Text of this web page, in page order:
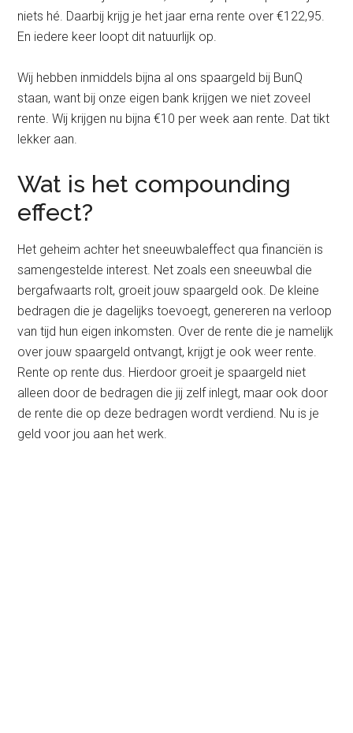
niets hé. Daarbij krijg je het jaar erna rente over €122,95.
En iedere keer loopt dit natuurlijk op.
Wij hebben inmiddels bijna al ons spaargeld bij BunQ
staan, want bij onze eigen bank krijgen we niet zoveel
rente. Wij krijgen nu bijna €10 per week aan rente. Dat tikt
lekker aan.
Wat is het compounding
effect?
Het geheim achter het sneeuwbaleffect qua financiën is
samengestelde interest. Net zoals een sneeuwbal die
bergafwaarts rolt, groeit jouw spaargeld ook. De kleine
bedragen die je dagelijks toevoegt, genereren na verloop
van tijd hun eigen inkomsten. Over de rente die je namelijk
over jouw spaargeld ontvangt, krijgt je ook weer rente.
Rente op rente dus. Hierdoor groeit je spaargeld niet
alleen door de bedragen die jij zelf inlegt, maar ook door
de rente die op deze bedragen wordt verdiend. Nu is je
geld voor jou aan het werk.